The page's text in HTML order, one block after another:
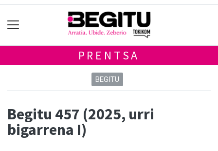
PRENTSA
BEGITU
Begitu 457 (2025, urri
bigarrena I)